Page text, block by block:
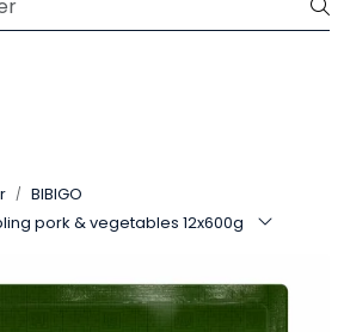
nettbutikk! Trykk her for å lese mer
BIBIGO
pork & vegetables 12x600g